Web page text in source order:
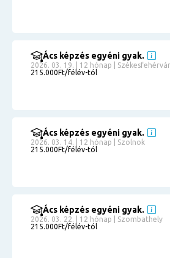
Ács képzés egyéni gyak.
2026. 03. 19. | 12 hónap | Székesfehérvár
215.000Ft/félév-tól
Ács képzés egyéni gyak.
2026. 03. 14. | 12 hónap | Szolnok
215.000Ft/félév-tól
Ács képzés egyéni gyak.
2026. 03. 22. | 12 hónap | Szombathely
215.000Ft/félév-tól